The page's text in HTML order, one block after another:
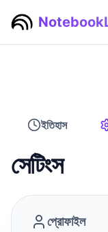
ইতিহাস
সেটিংস
প্রোফাইল